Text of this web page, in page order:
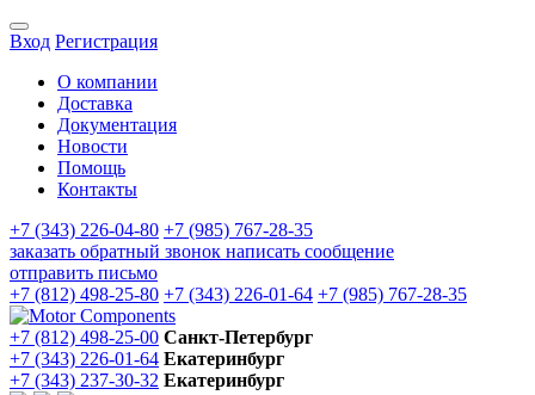
Вход Регистрация
О компании
Доставка
Документация
Новости
Помощь
Контакты
+7 (343) 226-04-80 +7 (985) 767-28-35
заказать обратный звонок написать сообщение
отправить письмо
+7 (812) 498-25-80 +7 (343) 226-01-64 +7 (985) 767-28-35
+7 (812) 498-25-00 Санкт-Петербург
+7 (343) 226-01-64 Екатеринбург
+7 (343) 237-30-32 Екатеринбург